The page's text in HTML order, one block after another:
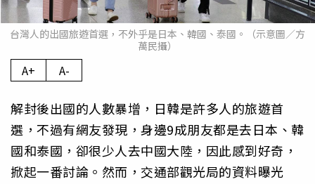
台灣人的出國旅遊首選，不外乎是日本、韓國、泰國。（示意圖／方
萬民攝）
A+ A-
解封後出國的人數暴增，日韓是許多人的旅遊首
選，不過有網友發現，身邊9成朋友都是去日本、韓
國和泰國，卻很少人去中國大陸，因此感到好奇，
掀起一番討論。然而，交通部觀光局的資料曝光